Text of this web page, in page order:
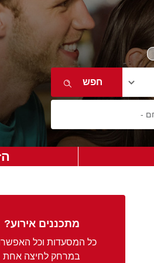
מתכננים אירוע?
כל המסעדות וכל
במרחק לחיצה אחת